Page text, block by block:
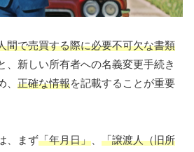
間で売買する際に必要不可欠な書類
、新しい所有者への名義変更手続き
正確な情報を記載することが重要
、まず「年月日」
「譲渡人（旧所